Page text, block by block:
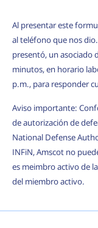
Al presentar este
al teléfono que nos
presentó, un asociado
minutos, en horario
p.m., para responder
Aviso importante:
de autorización de
National Defense
INFiN, Amscot no
es meimbro activo de
del miembro activo.